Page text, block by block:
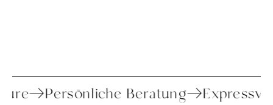
Retoure Persönliche Beratung